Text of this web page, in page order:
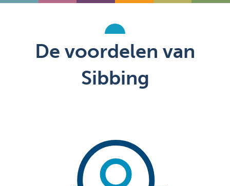
De voordelen van
Sibbing